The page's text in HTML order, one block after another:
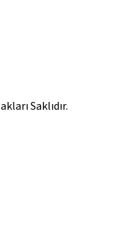
Saklıdır.